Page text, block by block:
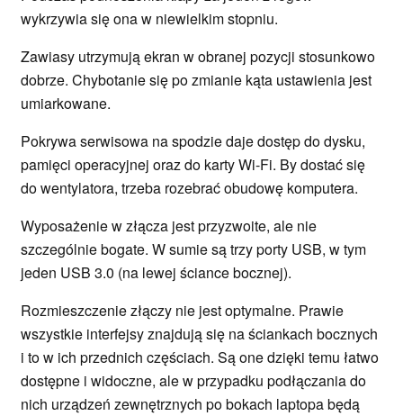
wykrzywia się ona w niewielkim stopniu.
Zawiasy utrzymują ekran w obranej pozycji stosunkowo
dobrze. Chybotanie się po zmianie kąta ustawienia jest
umiarkowane.
Pokrywa serwisowa na spodzie daje dostęp do dysku,
pamięci operacyjnej oraz do karty Wi-Fi. By dostać się
do wentylatora, trzeba rozebrać obudowę komputera.
Wyposażenie w złącza jest przyzwoite, ale nie
szczególnie bogate. W sumie są trzy porty USB, w tym
jeden USB 3.0 (na lewej ściance bocznej).
Rozmieszczenie złączy nie jest optymalne. Prawie
wszystkie interfejsy znajdują się na ściankach bocznych
i to w ich przednich częściach. Są one dzięki temu łatwo
dostępne i widoczne, ale w przypadku podłączania do
nich urządzeń zewnętrznych po bokach laptopa będą